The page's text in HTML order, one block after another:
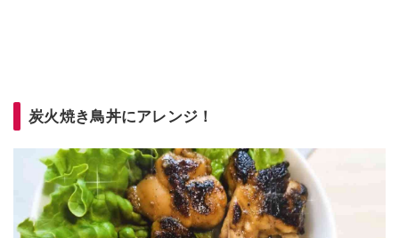
炭火焼き鳥丼にアレンジ！